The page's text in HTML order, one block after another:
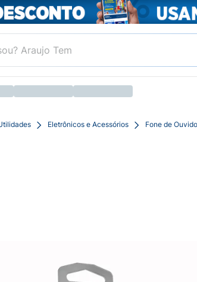
Eletrônicos e Acessórios Fone de